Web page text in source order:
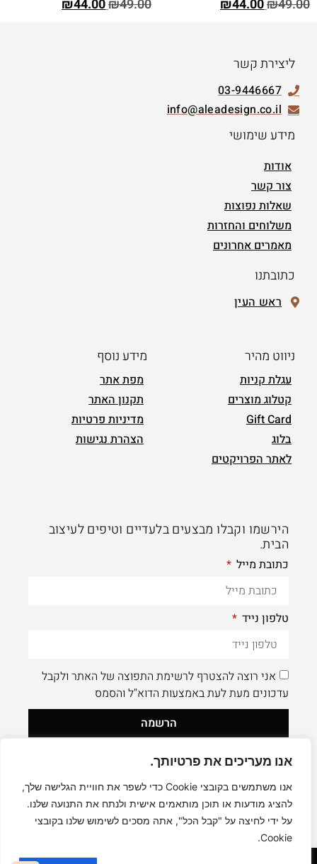
אנו מעריכים את פרטיותך.
אנו משתמשים בקובצי Cookie כדי לשפר את חוויית הגלישה שלך,
להציג מודעות או תוכן מותאמים אישית ולנתח את התנועה שלנו.
על ידי לחיצה על "קבל הכל", אתה מסכים לשימוש שלנו בקובצי
Cookie.
₪49.00
₪44.00
₪49.00
₪44.00
ליצירת קשר
03-9446667
info@aleadesign.co.il
מידע שימושי
אודות
צור קשר
שאלות נפוצות
משלוחים והחזרות
מאמרים אחרונים
כתובתנו
ראש העין
ניווט מהיר
עגלת קניות
קטלוג מוצרים
Gift Card
בלוג
לאתר הפרויקטים
מידע נוסף
מפת אתר
תקנון האתר
מדיניות פרטיות
הצהרת נגישות
הירשמו וקבלו מבצעים בלעדיים וטיפים לעיצוב
הבית.
כתובת מייל
טלפון נייד
אני רוצה להצטרף לרשימת התפוצה של האתר ולקבל
עדכונים מעת לעת באמצעות הדוא"ל והסמס
הרשמה
לעוד תוכן איכותי - תעקבו AleaDesign@
0